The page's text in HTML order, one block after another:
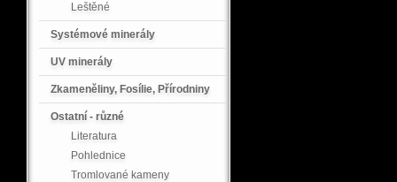
Leštěné
Systémové minerály
UV minerály
Zkameněliny, Fosílie, Přírodniny
Ostatní - různé
Literatura
Pohlednice
Tromlované kameny